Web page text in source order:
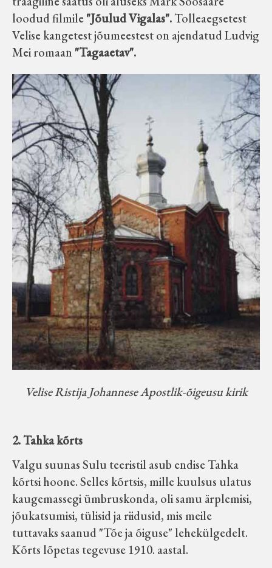
loodud filmile"Jõulud Vigalas".Tolleaegsetest
Velise kangetest jõumeestest on ajendatud Ludvig
Mei romaan "Tagaaetav".
Velise Ristija Johannese Apostlik-õigeusu kirik
2. Tahka kõrts
Valgu suunas Sulu teeristil asub endise Tahka
kõrtsi hoone. Selles kõrtsis, mille kuulsus ulatus
kaugemassegi ümbruskonda, oli samu ärplemisi,
jõukatsumisi, tülisid ja riidusid, mis meile
tuttavaks saanud "Tõe ja õiguse" lehekülgedelt.
Kõrts lõpetas tegevuse 1910. aastal.